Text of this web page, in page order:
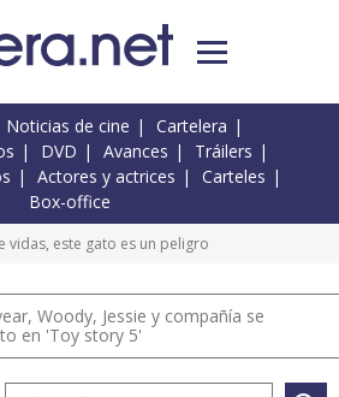
Noticias de cine
Cartelera
DVD Avances
Tráilers
Actores y actrices
Carteles
Box-office
vidas, este gato es un peligro
Woody, Jessie y compañía se
en 'Toy story 5'